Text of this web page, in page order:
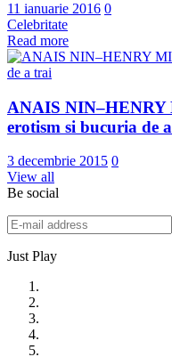
11 ianuarie 2016 0
Celebritate
Read more
ANAIS NIN–HENRY
erotism si bucuria de
3 decembrie 2015 0
View all
Be social
Just Play